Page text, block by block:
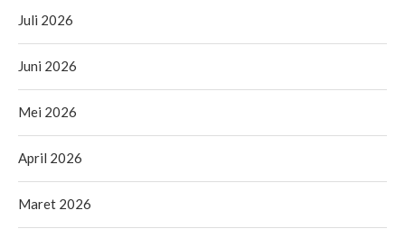
Juli 2026
Juni 2026
Mei 2026
April 2026
Maret 2026